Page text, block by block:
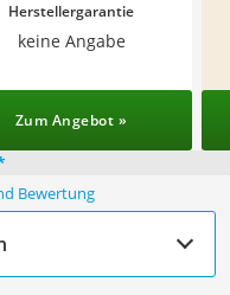
Herstellergarantie
keine Angabe
Zum Angebot »
Bewertung